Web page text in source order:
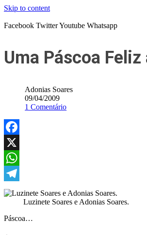
Skip to content
Facebook TwitterYoutube Whatsapp
Uma Páscoa
Adonias Soares
09/04/2009
1 Comentário
Facebook
X
WhatsApp
Telegram
Luzinete Soares e Adonias Soares.
Páscoa…